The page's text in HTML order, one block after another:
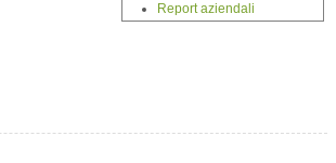
Report aziendali